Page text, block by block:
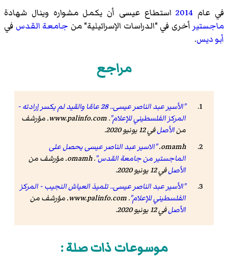
في عام 2014استطاع عيسى أن يكمل مشواره وينال شهادة
ماجستير أخرى في "الدراسات الإسرائيلية" من جامعة القدس في
أبو ديس.
مراجع
"الأسير عبد الناصر عيسى.. 28 عامًا والقيد لم يكسر إرادته -
المركز الفلسطيني للإعلام".
www.palinfo.com. مؤرشف
منالأصلفي 12 يونيو 2020
.
omamh. "الاسير عبد الناصر عيسى يحصل على
الماجستير من جامعة القدس".
omamh. مؤرشف من
الأصلفي 12 يونيو 2020
.
"الأسير عبد الناصر عيسى.. تلميذ العياش النجيب - المركز
الفلسطيني للإعلام".
www.palinfo.com. مؤرشف من
الأصلفي 12 يونيو 2020 .
موسوعات ذات صلة :